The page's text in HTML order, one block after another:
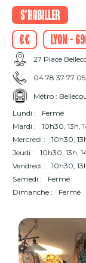
S'habiller
€€
Lyon -
27 Place
04 78 37 77 05
Métro :
Lundi :
Fermé
Mardi :
10h30, 13h,
Mercredi :
10h30,
Jeudi :
10h30, 13h,
Vendredi :
10h30,
Samedi :
Fermé
Dimanche :
Fermé